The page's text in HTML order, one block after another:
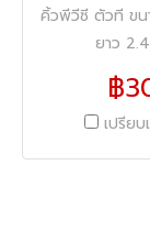
คิ้วพีวีซี ตัวที ขน
ยาว
฿
เปรียบ